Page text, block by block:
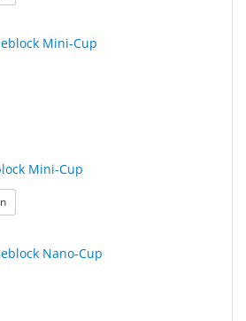
Mini-Cup
: NIDEK-Aufnahmeblock Mini-Cup